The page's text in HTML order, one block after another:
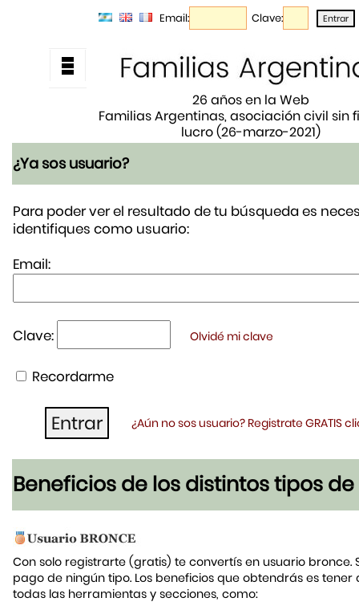
Email: Clave:
26 años en la Web
Familias Argentinas, asociación civil sin
lucro (26-marzo-2021)
¿Ya sos usuario?
Para poder ver el resultado de tu búsqueda es
identifiques como usuario:
Email:
Clave: Olvidé mi clave
Recordarme
¿Aún no sos usuario? Registrate GRATIS
Beneficios de los distintos tipos de
Con solo registrarte (gratis) te convertís en usuario bronce.
pago de ningún tipo. Los beneficios que obtendrás es tener
todas las herramientas y secciones, como: